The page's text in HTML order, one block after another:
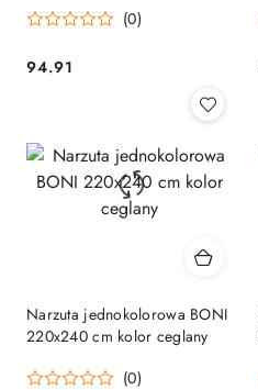
(0)
Cena:
94.91
Narzuta jednokolorowa BONI
220x240 cm kolor ceglany
(0)